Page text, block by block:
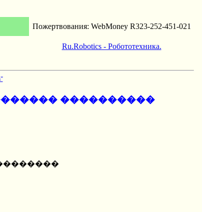
Пожертвования: WebMoney R323-252-451-021
Ru.Robotics - Робототехника.
����������